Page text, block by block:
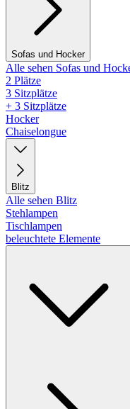
Sofas und Hocker
Alle sehen Sofas und
2 Plätze
3 Sitzplätze
+ 3 Sitzplätze
Hocker
Chaiselongue
Blitz
Alle sehen Blitz
Stehlampen
Tischlampen
beleuchtete Elemente